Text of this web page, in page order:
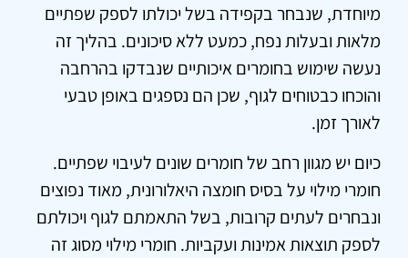
מיוחדת, שנבחר בקפידה בשל יכולתו לספק שפתיים
מלאות ובעלות נפח, כמעט ללא סיכונים. בהליך זה
נעשה שימוש בחומרים איכותיים שנבדקו בהרחבה
והוכחו כבטוחים לגוף, שכן הם נספגים באופן טבעי
לאורך זמן.
כיום יש מגוון רחב של חומרים שונים לעיבוי שפתיים.
חומרי מילוי על בסיס חומצה היאלורונית, מאוד נפוצים
ונבחרים לעתים קרובות, בשל התאמתם לגוף ויכולתם
לספק תוצאות אמינות ועקביות. חומרי מילוי מסוג זה